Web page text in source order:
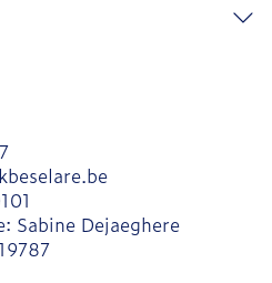
Sabine Dejaeghere